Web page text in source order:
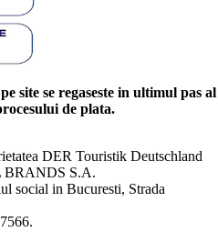
site se regaseste in ultimul pas al
de plata.
DER Touristik Deutschland
BRANDS S.A.
social in Bucuresti, Strada